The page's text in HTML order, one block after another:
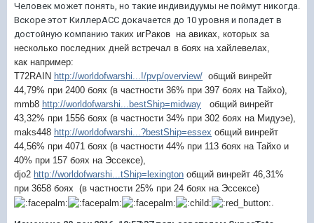
Человек может понять, но такие индивидуумы не поймут никогда.
Вскоре этот КиллерАСС докачается до 10 уровня и попадет в
достойную компанию таких игРаков на авиках, которых за
несколько последних дней встречал в боях на хайлевелах,
как например:
T72RAIN http://worldofwarshi...!/pvp/overview/ общий винрейт
44,79% при 2400 боях (в частности 36% при 397 боях на Тайхо),
mmb8 http://worldofwarshi...bestShip=midway
общий винрейт
43,32% при 1556 боях (в частности 34% при 302 боях на Мидуэе),
maks448 http://worldofwarshi...?bestShip=essex общий винрейт
44,56% при 4071 боях (в частности 44% при 113 боях на Тайхо и
40% при 157 боях на Эссексе),
djo2 http://worldofwarshi...tShip=lexington общий винрейт 46,31%
при 3658 боях (в частности 25% при 24 боях на Эссексе)
.